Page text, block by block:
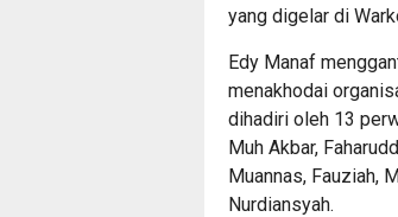
yang digelar di
Edy Manaf
menakhodai
dihadiri oleh 13
Muh Akbar,
Muannas, Fauziah,
Nurdiansyah.